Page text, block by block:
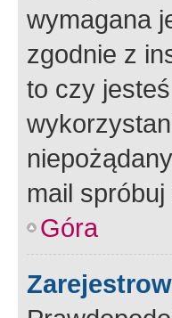
wymagana
zgodnie z
to czy
mail
Góra